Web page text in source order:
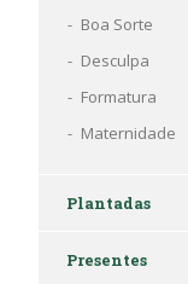
Boa Sorte
Desculpa
Formatura
Maternidade
Plantadas
Presentes